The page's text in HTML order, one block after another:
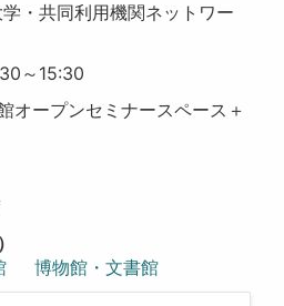
・共同利用機関ネットワー
～15:30
オープンセミナースペース＋
博物館・文書館